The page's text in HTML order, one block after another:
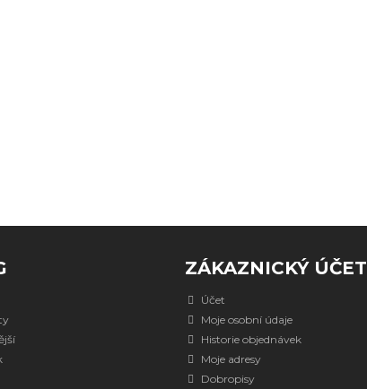
ZÁKAZNICKÝ ÚČET
Účet
Moje osobní údaje
Historie objednávek
Moje adresy
Dobropisy